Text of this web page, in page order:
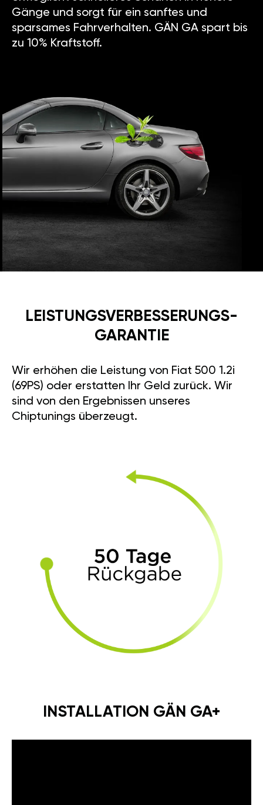
Gänge und sorgt für ein sanftes und
sparsames Fahrverhalten. GÄN GA spart bis
zu 10% Kraftstoff.
LEISTUNGSVERBESSE­RUNGS­
GARANTIE
Wir erhöhen die Leistung von Fiat 500 1.2i
(69PS) oder erstatten Ihr Geld zurück. Wir
sind von den Ergebnissen unseres
Chiptunings überzeugt.
INSTALLATION GÄN GA+